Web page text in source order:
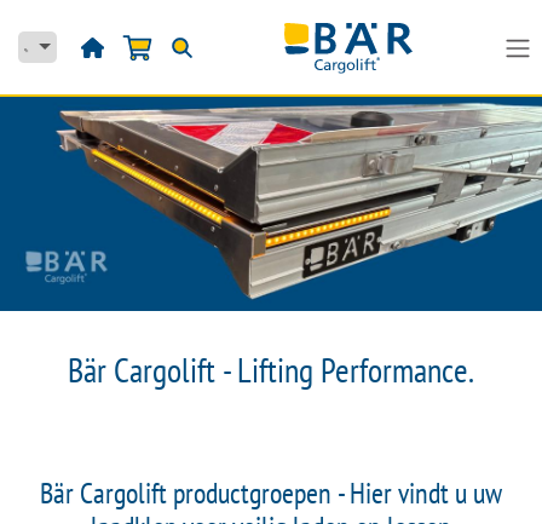
Bär Cargolift - Lifting Performance.
Bär Cargolift productgroepen - Hier vindt u uw